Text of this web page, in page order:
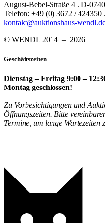
August-Bebel-Straße 4 . D-
Telefon: +49 (0) 3672 /
kontakt@auktionshaus-wendl.de
© WENDL 2014 – 2026
Geschäftszeiten
Dienstag – Freitag 9:00 –
Montag geschlossen!
Zu Vorbesichtigungen und
Öffnungszeiten. Bitte
Termine, um lange Wartezeiten